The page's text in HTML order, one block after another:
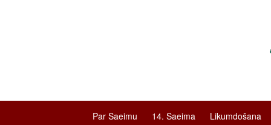
Par Saeimu 14. Saeima Likumdošana